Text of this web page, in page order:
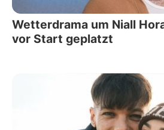
Wetterdrama um Niall
vor Start geplatzt